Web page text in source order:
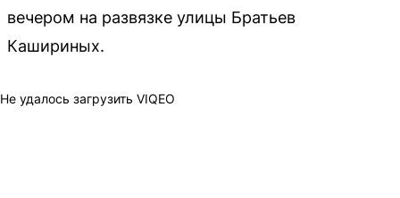
вечером на развязке улицы Братьев
Кашириных.
Не удалось загрузить VIQEO